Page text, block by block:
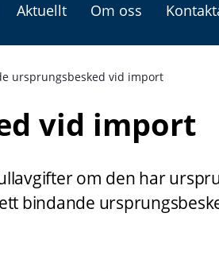
Aktuellt Om oss
ursprungsbesked vid import
vid import
om den har
bindande